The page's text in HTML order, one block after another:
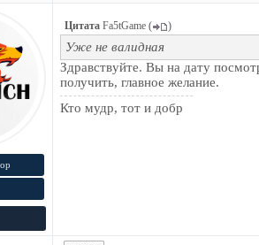
Цитата Fa5tGame ( )
Уже не валидная
Здравствуйте. Вы на дату
получить, главное желание.
Кто мудр, тот и добр